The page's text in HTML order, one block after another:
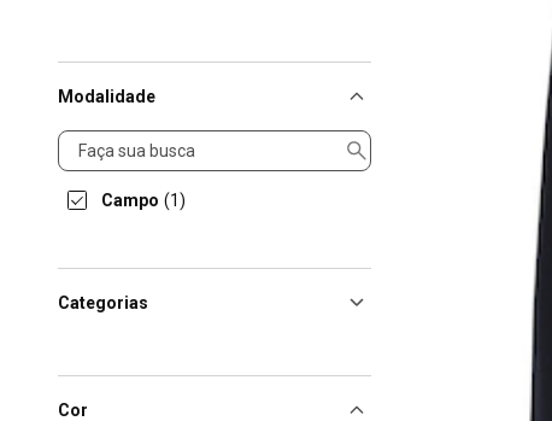
Modalidade
Modalidade
Campo (1)
Categorias
Cor